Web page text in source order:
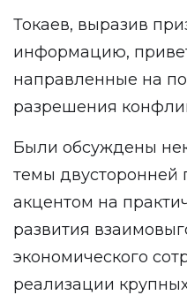
Токаев, выразив
информацию,
направленные на
разрешения
Были обсуждены
темы двусторонней
акцентом на
развития
экономического
реализации